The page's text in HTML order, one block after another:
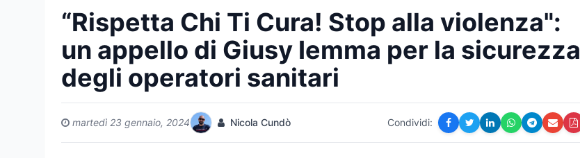
“Rispetta Chi Ti Cura! Stop alla violenza":
un appello di Giusy Iemma per la sicurezza
degli operatori sanitari
martedì 23 gennaio, 2024 Nicola Cundò Condividi: